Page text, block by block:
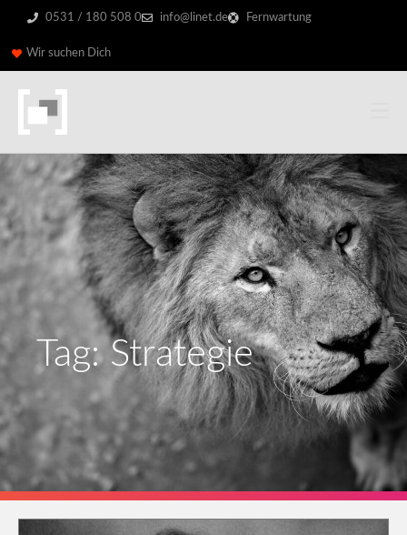
0531 / 180 508 0 info@linet.de Fernwartung
Wir suchen Dich
Tag: Strategie